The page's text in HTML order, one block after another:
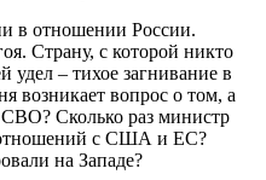
в отношении России.
Страну, с которой никто
удел – тихое загнивание в
возникает вопрос о том, а
СВО? Сколько раз министр
с США и ЕС?
на Западе?